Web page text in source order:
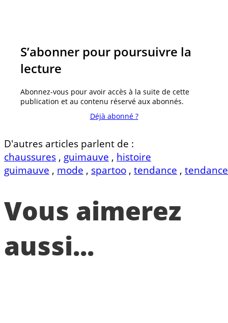
S’abonner pour poursuivre la
lecture
Abonnez-vous pour avoir accès à la suite de cette
publication et au contenu réservé aux abonnés.
Déjà abonné ?
D'autres articles parlent de :
chaussures , guimauve , histoire
guimauve , mode , spartoo , tendance ,
Vous aimerez
aussi...